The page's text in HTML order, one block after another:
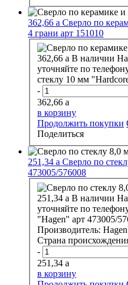
362,66 a Сверло по
4 грани арт 151010
362,66 a В наличии
уточняйте по
стеклу 10 мм
-
362,66 a
в корзину
Продолжить покупки
Поделиться
251,34 a Сверло по
473005/576008
251,34 a В наличии
уточняйте по
"Hagen" арт 473005/
Производитель: Hagen
Страна
-
251,34 a
в корзину